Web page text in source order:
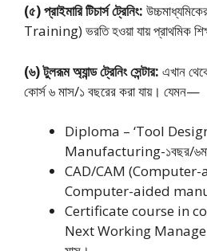
(৫) প্রাইমারি টিচার্স ট্রেনিং:
Training) ভরতি হওয়া যায় প্রাথমিক
(৬) টুলরূম অ্যান্ড ট্রেনিং সেন্টার: এখান
কোর্স ৬ মাস/১ বছরের করা যায়। যেমন—
Diploma – ‘Tool
Manufacturing-১বছর/
CAD/CAM
Computer-aided
Certificate course in
Next Working